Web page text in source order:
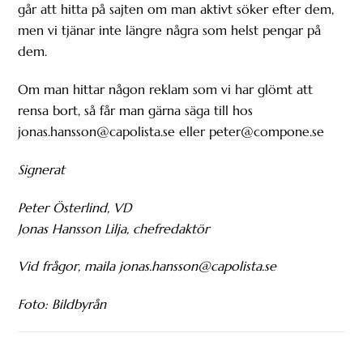
går att hitta på sajten om man aktivt söker efter dem,
men vi tjänar inte längre några som helst pengar på
dem.
Om man hittar någon reklam som vi har glömt att
rensa bort, så får man gärna säga till hos
jonas.hansson@capolista.se eller peter@compone.se
Signerat
Peter Österlind, VD
Jonas Hansson Lilja, chefredaktör
Vid frågor, maila jonas.hansson@capolista.se
Foto: Bildbyrån